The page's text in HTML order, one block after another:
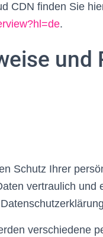
CDN finden Sie
.
Schutz Ihrer
vertraulich und
verschiedene